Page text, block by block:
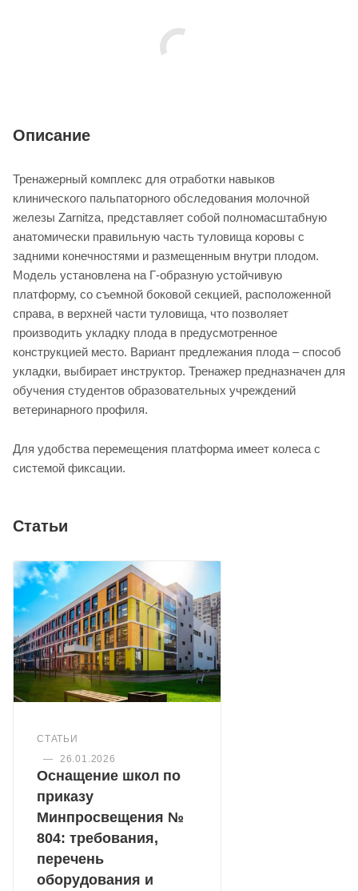
Описание
Тренажерный комплекс для отработки навыков
клинического пальпаторного обследования молочной
железы Zarnitza, представляет собой полномасштабную
анатомически правильную часть туловища коровы с
задними конечностями и размещенным внутри плодом.
Модель установлена на Г-образную устойчивую
платформу, со съемной боковой секцией, расположенной
справа, в верхней части туловища, что позволяет
производить укладку плода в предусмотренное
конструкцией место. Вариант предлежания плода – способ
укладки, выбирает инструктор. Тренажер предназначен для
обучения студентов образовательных учреждений
ветеринарного профиля.
Для удобства перемещения платформа имеет колеса с
системой фиксации.
Статьи
СТАТЬИ
—
26.01.2026
Оснащение школ по
приказу
Минпросвещения №
804: требования,
перечень
оборудования и